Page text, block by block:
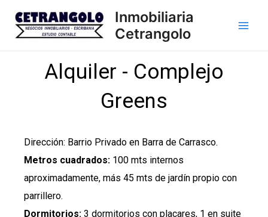
content
Inmobiliaria
Cetrangolo
Alquiler - Complejo
Greens
Dirección: Barrio Privado en Barra de Carrasco.
Metros cuadrados: 100 mts internos
aproximadamente, más 45 mts de jardín propio con
parrillero.
Dormitorios: 3 dormitorios con placares, 1 en suite